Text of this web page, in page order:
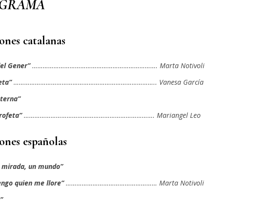
catalanas
Gener”……………………………………………………………. Marta Notivoli
…………………………………………………………………….. Vanesa García
………………………………………………………………. Mariangel Leo
españolas
mirada, un mundo”
quien me llore”…………………………………………… Marta Notivoli